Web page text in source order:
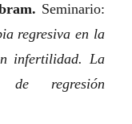
Seminario:
regresiva en la
infertilidad. La
de regresión